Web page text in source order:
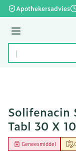
Ga naar de inhoud
Apothekersadvies
Menu
Product, merk,
Solifenacin
Tabl 30 X
Geneesmiddel